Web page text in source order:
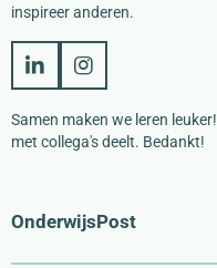
inspireer anderen.
L
i
n
k
n
I
n
s
t
a
Samen maken we leren leuker!
met collega's deelt. Bedankt!
OnderwijsPost